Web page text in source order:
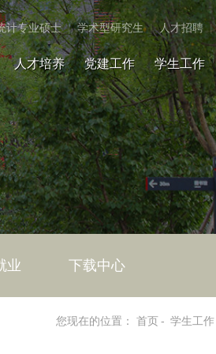
计专业硕士 | 学术型研究生 | 人才招聘 |
人才培养 党建工作 学生工作
业 下载中心
您现在的位置： 首页- 学生工作